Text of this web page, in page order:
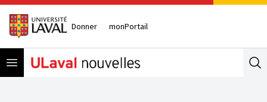
Donner monPortail
Open menu